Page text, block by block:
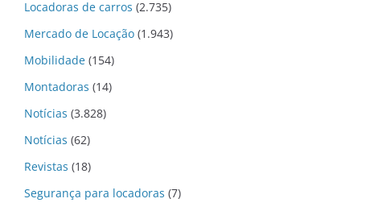
Locadoras de carros (2.735)
Mercado de Locação (1.943)
Mobilidade (154)
Montadoras (14)
Notícias (3.828)
Notícias (62)
Revistas (18)
Segurança para locadoras (7)